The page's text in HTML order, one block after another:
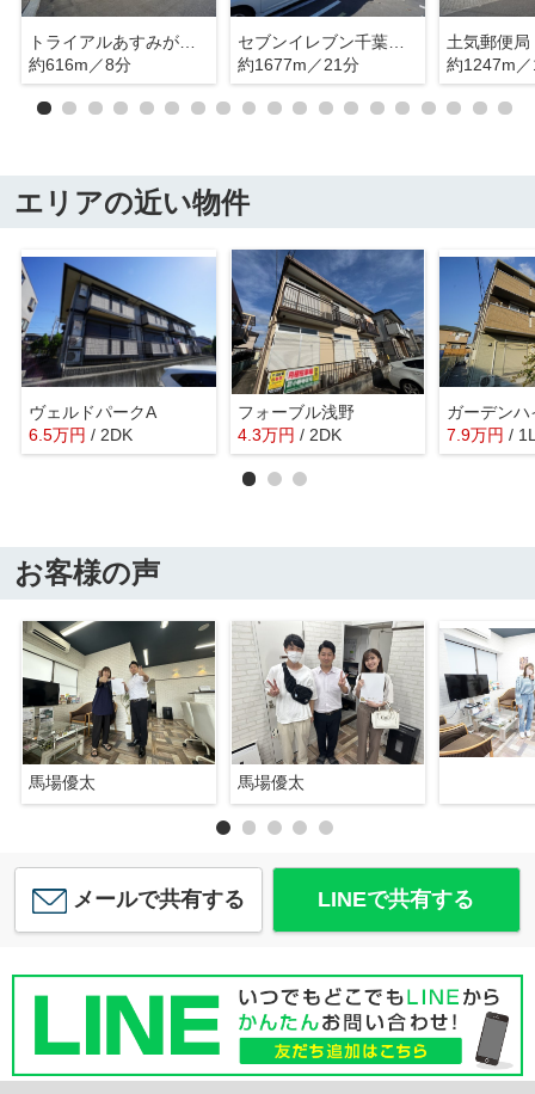
トライアルあすみが丘店
約616m／8分
セブンイレブン千葉あすみが丘1丁目店
約1677m／21分
土気郵便局
約1247m
エリアの近い物件
ヴェルドパークA
6.5万円 / 2DK
フォーブル浅野
4.3万円 / 2DK 7.9万円 /
お客様の声
馬場優太 馬場優太
メールで共有する LINEで共有する